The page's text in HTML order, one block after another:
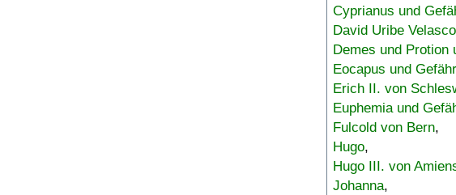
Cyprianus und
David Uribe Velasco
Demes und Protion
Eocapus und
Erich II. von
Euphemia und
Fulcold von Bern,
Hugo,
Hugo III. von
Johanna,